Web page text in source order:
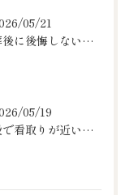
05/21
直葬後に後悔しない供養相談
05/19
施設で看取りが近いと言われたら